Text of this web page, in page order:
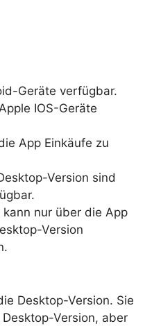
Geräte verfügbar.
IOS-Geräte
App Einkäufe zu
Version sind
nur über die App
Version
Desktop-Version. Sie
Version, aber